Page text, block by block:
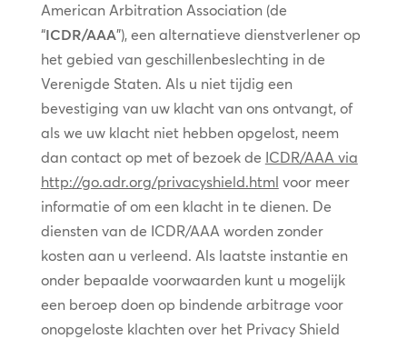
American Arbitration Association (de
“ICDR/AAA”), een alternatieve dienstverlener op
het gebied van geschillenbeslechting in de
Verenigde Staten. Als u niet tijdig een
bevestiging van uw klacht van ons ontvangt, of
als we uw klacht niet hebben opgelost, neem
dan contact op met of bezoek de ICDR/AAA via
http://go.adr.org/privacyshield.html voor meer
informatie of om een klacht in te dienen. De
diensten van de ICDR/AAA worden zonder
kosten aan u verleend. Als laatste instantie en
onder bepaalde voorwaarden kunt u mogelijk
een beroep doen op bindende arbitrage voor
onopgeloste klachten over het Privacy Shield